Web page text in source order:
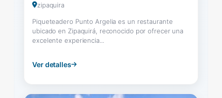
zipaquira
Piqueteadero Punto Argelia es un restaurante
ubicado en Zipaquirá, reconocido por ofrecer una
excelente experiencia...
Ver detalles